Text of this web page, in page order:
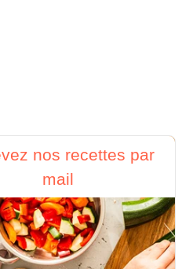
nos recettes par
mail